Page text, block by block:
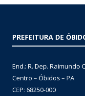
PREFEITURA DE
End.: R. Dep. Raimundo
Centro – Óbidos – PA
CEP: 68250-000